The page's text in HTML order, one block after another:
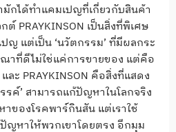
มักได้ทำแคมเปญที่เกี่ยวกับสินค้า
ต์ PRAYKINSON เป็นสิ่งที่พิเศษ
ญ แต่เป็น ‘นวัตกรรม’ ที่มีผลกระ
าที่ดีไม่ใช่แค่การขายของ แต่คือ
ละ PRAYKINSON คือสิ่งที่แสดง
รค์’ สามารถแก้ปัญหาในโลกจริง
ของโรคพาร์กินสัน แต่เราใช้
ญหาให้พวกเขาโดยตรง อีกมุม